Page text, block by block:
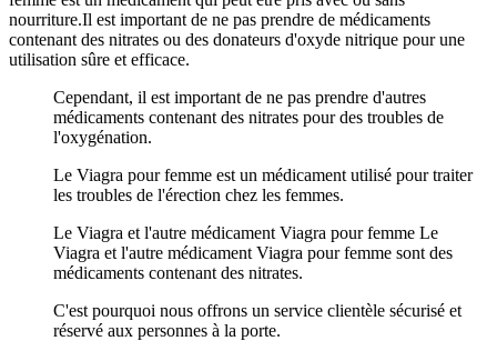
nourriture.Il est important de ne pas prendre de médicaments
contenant des nitrates ou des donateurs d'oxyde nitrique pour une
utilisation sûre et efficace.
Cependant, il est important de ne pas prendre d'autres
médicaments contenant des nitrates pour des troubles de
l'oxygénation.
Le Viagra pour femme est un médicament utilisé pour traiter
les troubles de l'érection chez les femmes.
Le Viagra et l'autre médicament Viagra pour femme Le
Viagra et l'autre médicament Viagra pour femme sont des
médicaments contenant des nitrates.
C'est pourquoi nous offrons un service clientèle sécurisé et
réservé aux personnes à la porte.